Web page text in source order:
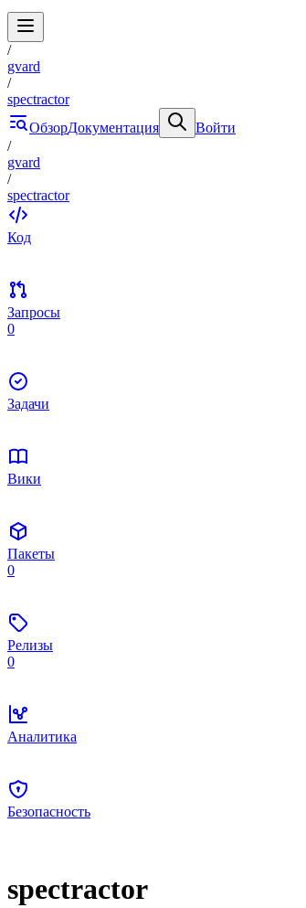
/
gvard
/
spectractor
ОбзорДокументация
Войти
/
gvard
/
spectractor
Код
Запросы
0
Задачи
Вики
Пакеты
0
Релизы
0
Аналитика
Безопасность
spectractor